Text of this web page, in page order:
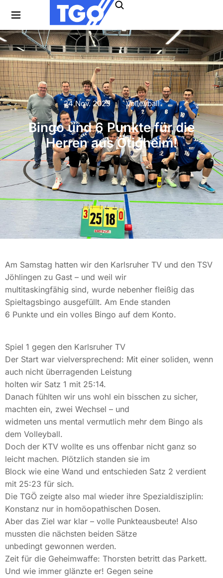
24 Nov. 2025 Volleyball
Bingo und 6 Punkte für die
Herren aus Ötigheim!
Am Samstag hatten wir den Karlsruher TV und den TSV
Jöhlingen zu Gast – und weil wir
multitaskingfähig sind, wurde nebenher fleißig das
Spieltagsbingo ausgefüllt. Am Ende standen
6 Punkte und ein volles Bingo auf dem Konto.
Spiel 1 gegen den Karlsruher TV
Der Start war vielversprechend: Mit einer soliden, wenn
auch nicht überragenden Leistung
holten wir Satz 1 mit 25:14.
Danach fühlten wir uns wohl ein bisschen zu sicher,
machten ein, zwei Wechsel – und
widmeten uns mental vermutlich mehr dem Bingo als
dem Volleyball.
Doch der KTV wollte es uns offenbar nicht ganz so
leicht machen. Plötzlich standen sie im
Block wie eine Wand und entschieden Satz 2 verdient
mit 25:23 für sich.
Die TGÖ zeigte also mal wieder ihre Spezialdisziplin:
Konstanz nur in homöopathischen Dosen.
Aber das Ziel war klar – volle Punkteausbeute! Also
mussten die nächsten beiden Sätze
unbedingt gewonnen werden.
Zeit für die Geheimwaffe: Thorsten betritt das Parkett.
Und wie immer glänzte er! Gegen seine